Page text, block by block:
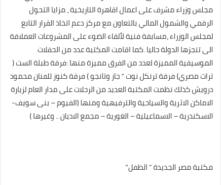
مجلس وزراء مشرف على اعمال اقاهرة التاريخية ، مزايا التحول
الرقمي والشمول المالي بالتعاون مع مركز دعم اتخاذ القرار التابع
لمجلس الوزراء ،مسابقة فنية لألقاء الضوء على المشروعات العملاقة
الى تنجزها الدولة حاليا .كما اقامت المكتبة عدد من الحفلات
الموسيقية المميزة لعدد من الفرق مميزة منها :فرقة طبلة الست (
تراث مصري) فرقة ترنكل نوت ” جاز وتانجو ) فرقة كنوز للفنان محمود
درويش كذلك نظمت المكتبة العديد من الرحلات على مدار العام لزيارة
الاماكن الاثرية والسياحية والترفيهية ومنها (الفيوم – بنى سويف-
الاسكندرية – الاسماعيلية – الغورية – مجمع الاديان .. وغيرها )
مكتبة مصر الجديدة ” الطفل”